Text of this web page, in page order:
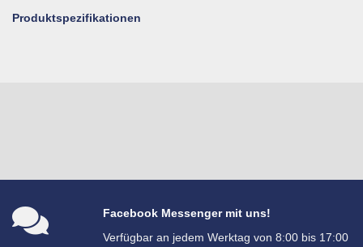
Produktspezifikationen
Facebook Messenger mit uns!
Verfügbar an jedem Werktag von 8:00 bis 17:00